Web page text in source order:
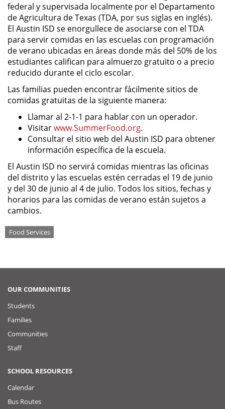
federal y supervisada localmente por el Departamento
de Agricultura de Texas (TDA, por sus siglas en inglés).
El Austin ISD se enorgullece de asociarse con el TDA
para servir comidas en las escuelas con programación
de verano ubicadas en áreas donde más del 50% de los
estudiantes califican para almuerzo gratuito o a precio
reducido durante el ciclo escolar.
Las familias pueden encontrar fácilmente sitios de
comidas gratuitas de la siguiente manera:
Llamar al 2-1-1 para hablar con un operador.
Visitarwww.SummerFood.org.
Consultar el sitio web del Austin ISD para obtener
información específica de la escuela.
El Austin ISD no servirá comidas mientras las oficinas
del distrito y las escuelas estén cerradas el 19 de junio
y del 30 de junio al 4 de julio. Todos los sitios, fechas y
horarios para las comidas de verano están sujetos a
cambios.
Tags
Food Services
OUR COMMUNITIES
Students
Families
Communities
Staff
SCHOOL RESOURCES
Calendar
Bus Routes